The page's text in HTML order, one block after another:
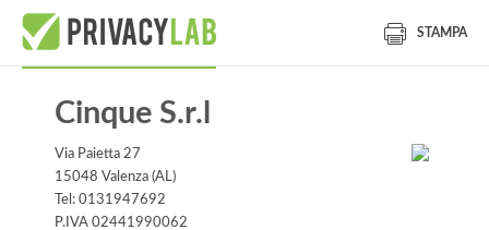
STAMPA
Cinque S.r.l
Via Paietta 27
15048 Valenza (AL)
Tel: 0131947692
P.IVA 02441990062